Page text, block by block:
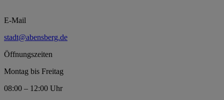
E-Mail
stadt@abensberg.de
Öffnungszeiten
Montag bis Freitag
08:00 – 12:00 Uhr